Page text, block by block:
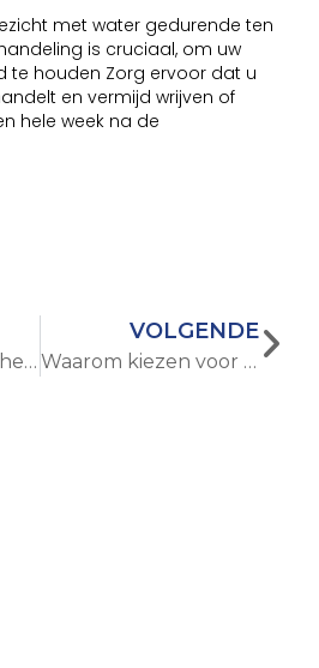
met water gedurende ten
is cruciaal, om uw
te houden Zorg ervoor dat u
en vermijd wrijven of
hele week na de
Laserverwijdering: het belang ervan in persoonlijke verzorging begrijpen
VOLGENDE
Waarom kiezen voor een draagbare Diode Laser Hair Removal Machine voor thuisgebruik?